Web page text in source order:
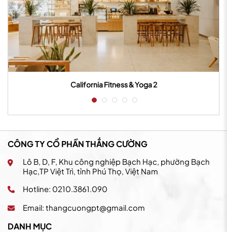
California Fitness & Yoga 3
CÔNG TY CỔ PHẦN THẮNG CƯỜNG
Lô B, D, F, Khu công nghiệp Bạch Hạc, phường Bạch
Hạc,TP Việt Trì, tỉnh Phú Thọ, Việt Nam
Hotline: 0210.3861.090
Email: thangcuongpt@gmail.com
DANH MỤC